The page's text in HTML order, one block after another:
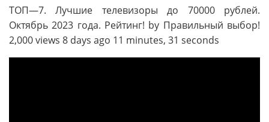
ТОП—7. Лучшие телевизоры до 70000 рублей.
Октябрь 2023 года. Рейтинг! by Правильный выбор!
2,000 views 8 days ago 11 minutes, 31 seconds